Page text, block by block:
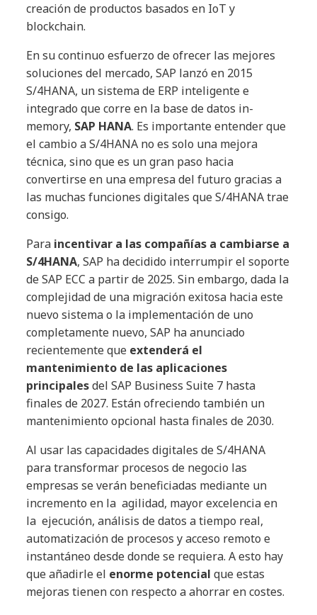
creación de productos basados en IoT y
blockchain.
En su continuo esfuerzo de ofrecer las mejores
soluciones del mercado, SAP lanzó en 2015
S/4HANA, un sistema de ERP inteligente e
integrado que corre en la base de datos in-
memory, SAP HANA. Es importante entender que
el cambio a S/4HANA no es solo una mejora
técnica, sino que es un gran paso hacia
convertirse en una empresa del futuro gracias a
las muchas funciones digitales que S/4HANA trae
consigo.
Para incentivar a las compañías a cambiarse a
S/4HANA, SAP ha decidido interrumpir el soporte
de SAP ECC a partir de 2025. Sin embargo, dada la
complejidad de una migración exitosa hacia este
nuevo sistema o la implementación de uno
completamente nuevo, SAP ha anunciado
recientemente que extenderá el
mantenimiento de las aplicaciones
principalesdel SAP Business Suite 7 hasta
finales de 2027. Están ofreciendo también un
mantenimiento opcional hasta finales de 2030.
Al usar las capacidades digitales de S/4HANA
para transformar procesos de negocio las
empresas se verán beneficiadas mediante un
incremento en la agilidad, mayor excelencia en
la ejecución, análisis de datos a tiempo real,
automatización de procesos y acceso remoto e
instantáneo desde donde se requiera. A esto hay
que añadirle el enorme potencial que estas
mejoras tienen con respecto a ahorrar en costes.